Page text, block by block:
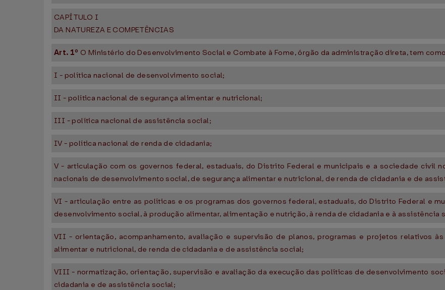
CAPÍTULO I
DA NATUREZA E COMPETÊNCIAS
Art. 1º O Ministério do Desenvolvimento Social e Combate à Fome, órgão da administração direta, tem
I - política nacional de desenvolvimento social;
II - política nacional de segurança alimentar e nutricional;
III - política nacional de assistência social;
IV - política nacional de renda de cidadania;
V - articulação com os governos federal, estaduais, do Distrito Federal e municipais e a sociedade civil
nacionais de desenvolvimento social, de segurança alimentar e nutricional, de renda de cidadania e de
VI - articulação entre as políticas e os programas dos governos federal, estaduais, do Distrito Federal e
desenvolvimento social, à produção alimentar, alimentação e nutrição, à renda de cidadania e à assistência
VII - orientação, acompanhamento, avaliação e supervisão de planos, programas e projetos relativos
alimentar e nutricional, de renda de cidadania e de assistência social;
VIII - normatização, orientação, supervisão e avaliação da execução das políticas de desenvolvimento
cidadania e de assistência social;